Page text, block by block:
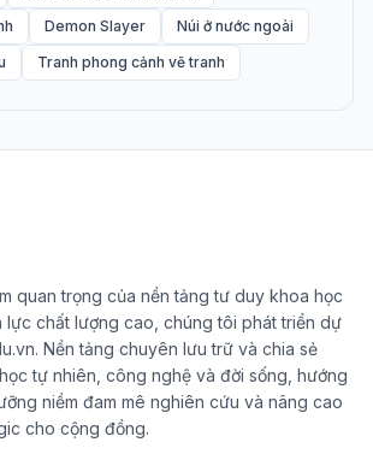
Demon Slayer
Núi ở nước ngoài
Tranh phong cảnh vẽ tranh
quan trọng của nền tảng tư duy khoa học
lực chất lượng cao, chúng tôi phát triển dự
Nền tảng chuyên lưu trữ và chia sẻ
tự nhiên, công nghệ và đời sống, hướng
niềm đam mê nghiên cứu và nâng cao
cho cộng đồng.